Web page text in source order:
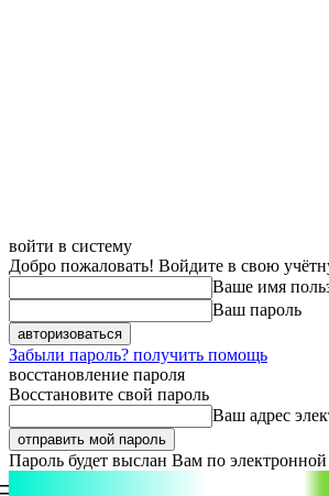
войти в систему
Добро пожаловать! Войдите в свою
Ваше имя
Ваш пароль
Забыли пароль? получить помощь
восстановление пароля
Восстановите свой пароль
Ваш адрес
Пароль будет выслан Вам по электронной